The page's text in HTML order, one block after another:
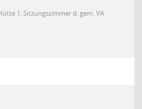
1, Sitzungszimmer d. gem. VA